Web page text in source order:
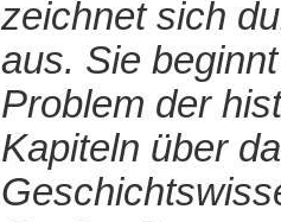
zeichnet sich
aus. Sie
Problem der
Kapiteln über